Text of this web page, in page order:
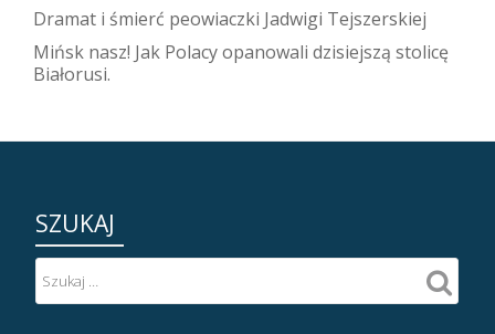
Dramat i śmierć peowiaczki Jadwigi Tejszerskiej
Mińsk nasz! Jak Polacy opanowali dzisiejszą stolicę
Białorusi.
SZUKAJ